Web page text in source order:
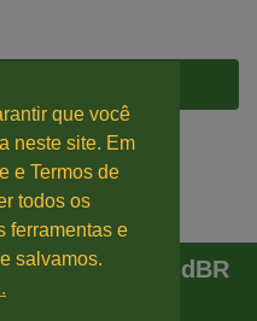
agora
—Grupo MindBR
que você
neste site. Em
e Termos de
todos os
ferramentas e
salvamos.